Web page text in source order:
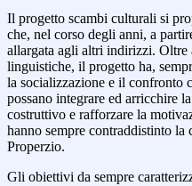
Il progetto scambi culturali si
che, nel corso degli anni, a
allargata agli altri indirizzi. Oltre
linguistiche, il progetto ha,
la socializzazione e il confronto
possano integrare ed arricchire
costruttivo e rafforzare la
hanno sempre contraddistinto
Properzio.
Gli obiettivi da sempre